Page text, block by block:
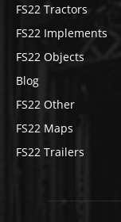
FS22 Tractors
FS22 Implements
FS22 Objects
Blog
FS22 Other
FS22 Maps
FS22 Trailers